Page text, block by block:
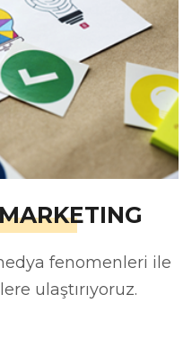
fenomenleri ile
ulaştırıyoruz.